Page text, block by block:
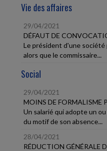
Vie des affaires
29/04/2021
DÉFAUT DE
Le président d'une société
alors que le commissaire...
Social
29/04/2021
MOINS DE FORMALISME
Un salarié qui adopte un
du motif de son absence...
28/04/2021
RÉDUCTION GÉNÉRALE